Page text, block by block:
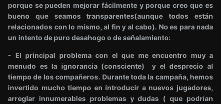
porque se pueden mejorar fácilmente y porque creo que es
bueno que seamos transparentes(aunque todos están
relacionados con lo mismo, al fin y al cabo). No es para nada
un intento de puro desahogo o de señalamiento:
- El principal problema con el que me encuentro muy a
menudo es la ignorancia (consciente) y el desprecio al
tiempo de los compañeros. Durante toda la campaña, hemos
invertido mucho tiempo en introducir a nuevos jugadores,
arreglar innumerables problemas y dudas ( que podrían